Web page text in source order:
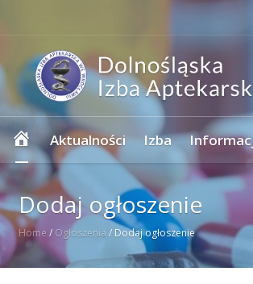
Strona
główna
Aktualności Izba
Dodaj ogłoszenie
Home / Ogłoszenia / Dodaj ogłoszenie